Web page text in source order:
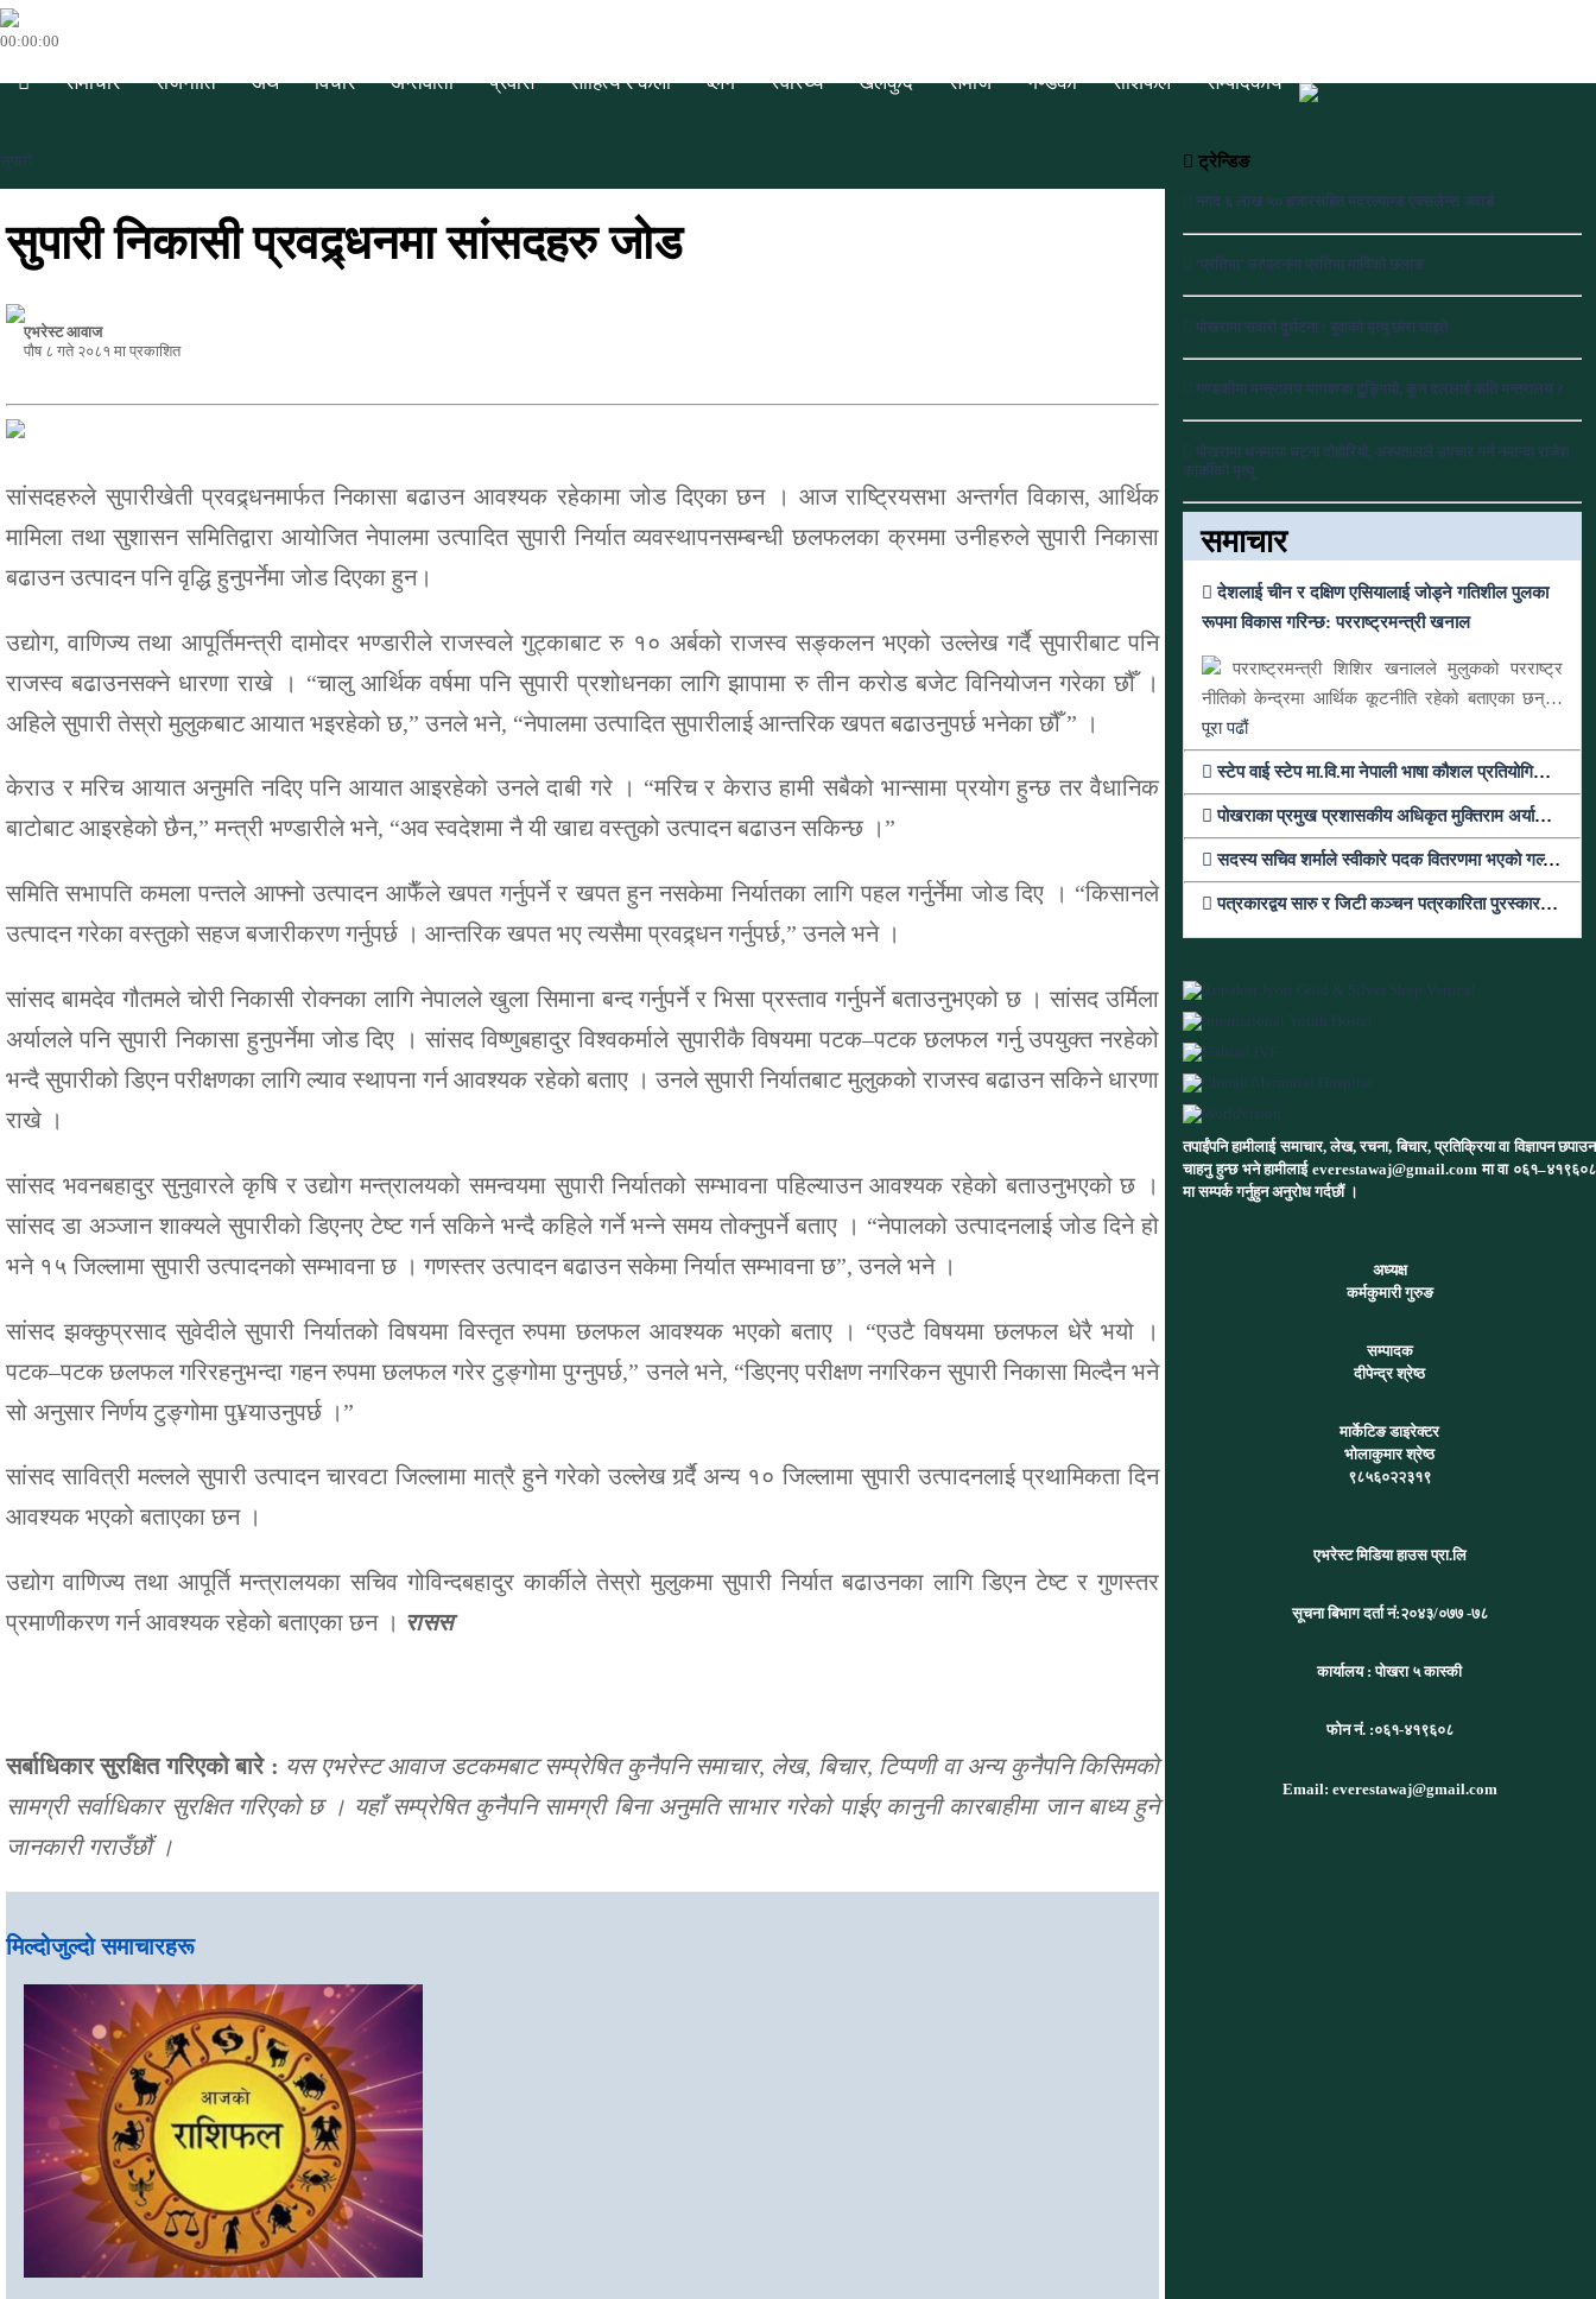
00:00:00
समाचार राजनीति अर्थ विचार अन्तर्वार्ता प्रवास साहित्य र कला ब्लग स्वास्थ्य खेलकुद समाज गण्डकी राशिफल सम्पादकीय
सुपारी
सुपारी निकासी प्रवद्र्धनमा सांसदहरु जोड
एभरेस्ट आवाज
पौष ८ गते २०८१ मा प्रकाशित
सांसदहरुले सुपारीखेती प्रवद्र्धनमार्फत निकासा बढाउन आवश्यक रहेकामा जोड दिएका छन । आज राष्ट्रियसभा अन्तर्गत विकास, आर्थिक
मामिला तथा सुशासन समितिद्वारा आयोजित नेपालमा उत्पादित सुपारी निर्यात व्यवस्थापनसम्बन्धी छलफलका क्रममा उनीहरुले सुपारी निकासा
बढाउन उत्पादन पनि वृद्धि हुनुपर्नेमा जोड दिएका हुन।
उद्योग, वाणिज्य तथा आपूर्तिमन्त्री दामोदर भण्डारीले राजस्वले गुट्काबाट रु १० अर्बको राजस्व सङ्कलन भएको उल्लेख गर्दै सुपारीबाट पनि
राजस्व बढाउनसक्ने धारणा राखे । “चालु आर्थिक वर्षमा पनि सुपारी प्रशोधनका लागि झापामा रु तीन करोड बजेट विनियोजन गरेका छौँ ।
अहिले सुपारी तेस्रो मुलुकबाट आयात भइरहेको छ,” उनले भने, “नेपालमा उत्पादित सुपारीलाई आन्तरिक खपत बढाउनुपर्छ भनेका छौँ ” ।
केराउ र मरिच आयात अनुमति नदिए पनि आयात आइरहेको उनले दाबी गरे । “मरिच र केराउ हामी सबैको भान्सामा प्रयोग हुन्छ तर वैधानिक
बाटोबाट आइरहेको छैन,” मन्त्री भण्डारीले भने, “अव स्वदेशमा नै यी खाद्य वस्तुको उत्पादन बढाउन सकिन्छ ।”
समिति सभापति कमला पन्तले आफ्नो उत्पादन आफैँले खपत गर्नुपर्ने र खपत हुन नसकेमा निर्यातका लागि पहल गर्नुर्नेमा जोड दिए । “किसानले
उत्पादन गरेका वस्तुको सहज बजारीकरण गर्नुपर्छ । आन्तरिक खपत भए त्यसैमा प्रवद्र्धन गर्नुपर्छ,” उनले भने ।
सांसद बामदेव गौतमले चोरी निकासी रोक्नका लागि नेपालले खुला सिमाना बन्द गर्नुपर्ने र भिसा प्रस्ताव गर्नुपर्ने बताउनुभएको छ । सांसद उर्मिला
अर्यालले पनि सुपारी निकासा हुनुपर्नेमा जोड दिए । सांसद विष्णुबहादुर विश्वकर्माले सुपारीकै विषयमा पटक–पटक छलफल गर्नु उपयुक्त नरहेको
भन्दै सुपारीको डिएन परीक्षणका लागि ल्याव स्थापना गर्न आवश्यक रहेको बताए । उनले सुपारी निर्यातबाट मुलुकको राजस्व बढाउन सकिने धारणा
राखे ।
सांसद भवनबहादुर सुनुवारले कृषि र उद्योग मन्त्रालयको समन्वयमा सुपारी निर्यातको सम्भावना पहिल्याउन आवश्यक रहेको बताउनुभएको छ ।
सांसद डा अञ्जान शाक्यले सुपारीको डिएनए टेष्ट गर्न सकिने भन्दै कहिले गर्ने भन्ने समय तोक्नुपर्ने बताए । “नेपालको उत्पादनलाई जोड दिने हो
भने १५ जिल्लामा सुपारी उत्पादनको सम्भावना छ । गणस्तर उत्पादन बढाउन सकेमा निर्यात सम्भावना छ”, उनले भने ।
सांसद झक्कुप्रसाद सुवेदीले सुपारी निर्यातको विषयमा विस्तृत रुपमा छलफल आवश्यक भएको बताए । “एउटै विषयमा छलफल धेरै भयो ।
पटक–पटक छलफल गरिरहनुभन्दा गहन रुपमा छलफल गरेर टुङ्गोमा पुग्नुपर्छ,” उनले भने, “डिएनए परीक्षण नगरिकन सुपारी निकासा मिल्दैन भने
सो अनुसार निर्णय टुङ्गोमा पु¥याउनुपर्छ ।”
सांसद सावित्री मल्लले सुपारी उत्पादन चारवटा जिल्लामा मात्रै हुने गरेको उल्लेख गर्र्दै अन्य १० जिल्लामा सुपारी उत्पादनलाई प्रथामिकता दिन
आवश्यक भएको बताएका छन ।
उद्योग वाणिज्य तथा आपूर्ति मन्त्रालयका सचिव गोविन्दबहादुर कार्कीले तेस्रो मुलुकमा सुपारी निर्यात बढाउनका लागि डिएन टेष्ट र गुणस्तर
प्रमाणीकरण गर्न आवश्यक रहेको बताएका छन । रासस
सर्बाधिकार सुरक्षित गरिएको बारे : यस एभरेस्ट आवाज डटकमबाट सम्प्रेषित कुनैपनि समाचार, लेख, बिचार, टिप्पणी वा अन्य कुनैपनि किसिमको
सामग्री सर्वाधिकार सुरक्षित गरिएको छ । यहाँ सम्प्रेषित कुनैपनि सामग्री बिना अनुमति साभार गरेको पाईए कानुनी कारबाहीमा जान बाध्य हुने
जानकारी गराउँछौं ।
मिल्दोजुल्दो समाचारहरू
ट्रेन्डिङ
नगद ६ लाख ५० हजारसहित मदरल्याण्ड एक्सलेन्स अवार्ड
‘प्रतिभा’ उत्पादनमा प्रतिभा माविको छलाङ
पोखरामा सवारी दुर्घटना : बुवाको मृत्यु छोरा घाइते
गण्डकीमा मन्त्रालय भागवण्डा टुङ्गियो, कुन दललाई कति मन्त्रालय ?
पोखरामा धनमाया घट्ना दोहोरियो, अस्पतालले उपचार गर्न नमान्दा राजेश
कार्कीको मृत्यू
समाचार
देशलाई चीन र दक्षिण एसियालाई जोड्ने गतिशील पुलका
रूपमा विकास गरिन्छ: परराष्ट्रमन्त्री खनाल
परराष्ट्रमन्त्री शिशिर खनालले मुलुकको परराष्ट्र
नीतिको केन्द्रमा आर्थिक कूटनीति रहेको बताएका छन्…
पूरा पढौं
स्टेप वाई स्टेप मा.वि.मा नेपाली भाषा कौशल प्रतियोगिता सम्पन्न
पोखराका प्रमुख प्रशासकीय अधिकृत मुक्तिराम अर्यालको काठमाण्डौंमा सरुवा
सदस्य सचिव शर्माले स्वीकारे पदक वितरणमा भएको गल्ती, तर सच्याउन तयार भएनन्
पत्रकारद्वय सारु र जिटी कञ्चन पत्रकारिता पुरस्कारबाट सम्मानित
तपाईंपनि हामीलाई समाचार, लेख, रचना, बिचार, प्रतिक्रिया वा विज्ञापन छपाउन
चाहनु हुन्छ भने हामीलाई everestawaj@gmail.com मा वा ०६१–४१९६०८
मा सम्पर्क गर्नुहुन अनुरोध गर्दछौं ।
अध्यक्ष
कर्मकुमारी गुरुङ
सम्पादक
दीपेन्द्र श्रेष्ठ
मार्केटिङ डाइरेक्टर
भोलाकुमार श्रेष्ठ
९८५६०२२३१९
एभरेस्ट मिडिया हाउस प्रा.लि
सूचना बिभाग दर्ता नं:२०४३/०७७ -७८
कार्यालय :पोखरा ५ कास्की
फोन नं. :०६१-४१९६०८
Email: everestawaj@gmail.com